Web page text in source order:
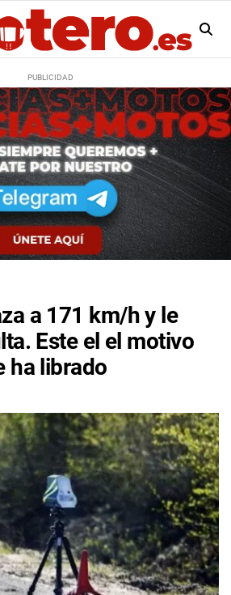
a 171 km/h y le
Este el el motivo
ha librado